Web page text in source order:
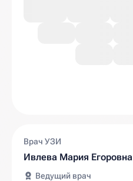
Врач УЗИ
Ивлева Мария Егоровна
Ведущий врач